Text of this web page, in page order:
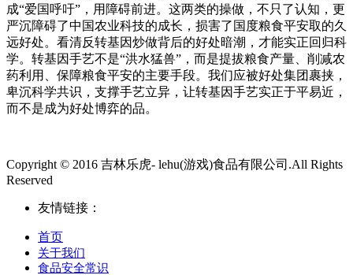
成“爱国呼吁”，用障碍前进。这两类的操做，不只了认知，更
严沉障碍了中国农业科技的成长，损害了国度粮食平安取的久
远好处。看清反转基因炒做背后的好处暗潮，才能实正回归科
学。转基因手艺不是“洪水猛兽”，而是提拔粮食产量、削减农
药利用、保障粮食平安的主要手段。我们应被好处集团裹挟，
卑沉科学共识，支撑手艺立异，让转基因手艺实正于平易近，
而不是成为好处博弈的品。
Copyright © 2016 吉林乐虎- lehu(游戏)食品有限公司.All Rights
Reserved
友情链接：
首页
关于我们
食品安全常识